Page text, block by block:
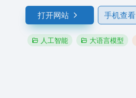
打开网站 手机查看
人工智能 大语言模型